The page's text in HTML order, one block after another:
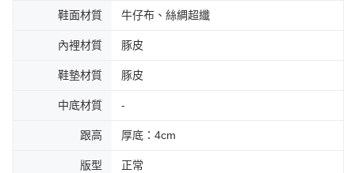
鞋面材質 牛仔布、絲綢超纖
內裡材質 豚皮
鞋墊材質 豚皮
中底材質 -
跟高 厚底：4cm
版型 正常